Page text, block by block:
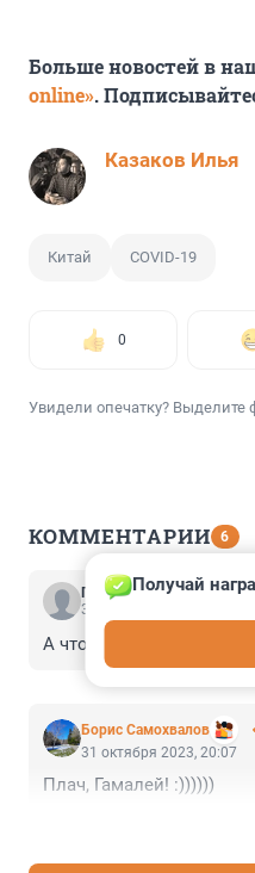
Больше новостей в
online».
Казаков Илья
Китай COVID-19
0
Увидели опечатку? Выделите
КОММЕНТАРИИ 6
Гость
31 октября 2023, 22:08
А что с поездкой
Борис Самохвалов
Получай
31 октября 2023, 20:07
Плач, Гамалей! :))))))